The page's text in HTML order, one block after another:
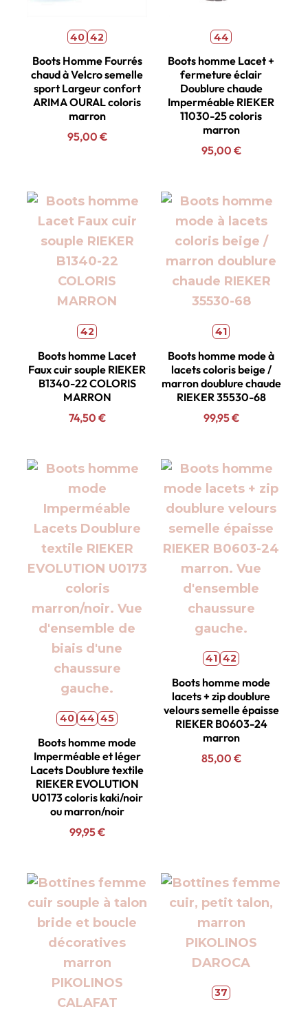
40 42
Boots Homme Fourrés
chaud à Velcro semelle
sport Largeur confort
ARIMA OURAL coloris
marron
95,00 €
44
Boots homme Lacet +
fermeture éclair
Doublure chaude
Imperméable RIEKER
11030-25 coloris
marron
95,00 €
42
Boots homme Lacet
Faux cuir souple RIEKER
B1340-22 COLORIS
MARRON
74,50 €
41
Boots homme mode à
lacets coloris beige /
marron doublure chaude
RIEKER 35530-68
99,95€
40 44 45
Boots homme mode
Imperméable et léger
Lacets Doublure textile
RIEKER EVOLUTION
U0173 coloris kaki/noir
ou marron/noir
99,95€
41 42
Boots homme mode
lacets + zip doublure
velours semelle épaisse
RIEKER B0603-24
marron
85,00 €
37